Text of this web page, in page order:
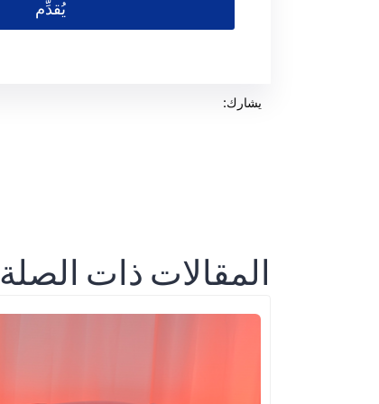
يُقدِّم
يشارك:
المقالات ذات الصلة